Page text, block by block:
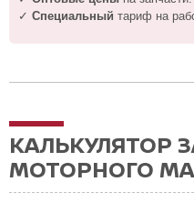
✓ Специальный тариф на
КАЛЬКУЛЯТОР
МОТОРНОГО